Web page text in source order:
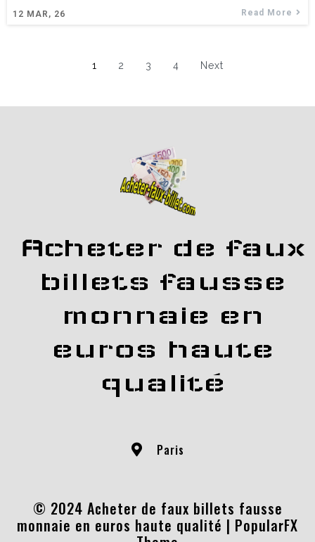
12 MAR, 26 Read More
1 2 3 4 Next
Acheter de faux
billets fausse
monnaie en
euros haute
qualité
Paris
© 2024 Acheter de faux billets fausse
monnaie en euros haute qualité | PopularFX